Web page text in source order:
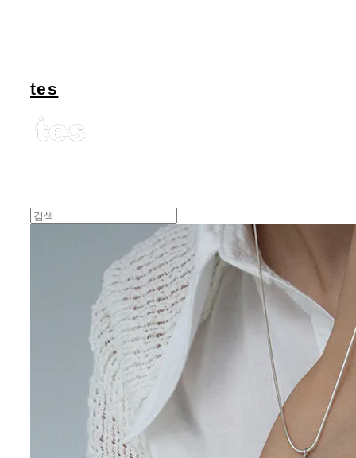
tes